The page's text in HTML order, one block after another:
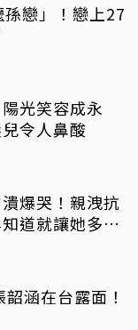
戀」！戀上27
光笑容成永
令人鼻酸
爆哭！親洩抗
道就讓她多化
涵在台露面！